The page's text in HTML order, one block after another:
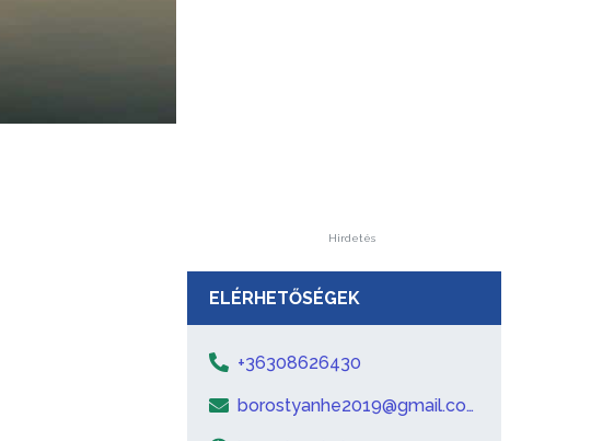
Hirdetés
ELÉRHETŐSÉGEK
+36308626430
borostyanhe2019@gmail.co